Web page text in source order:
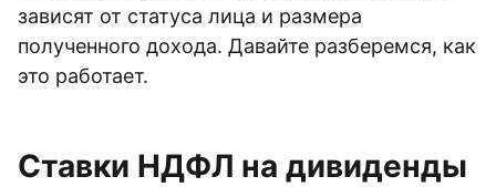
зависят от статуса лица и размера
полученного дохода. Давайте разберемся, как
это работает.
Ставки НДФЛ на дивиденды